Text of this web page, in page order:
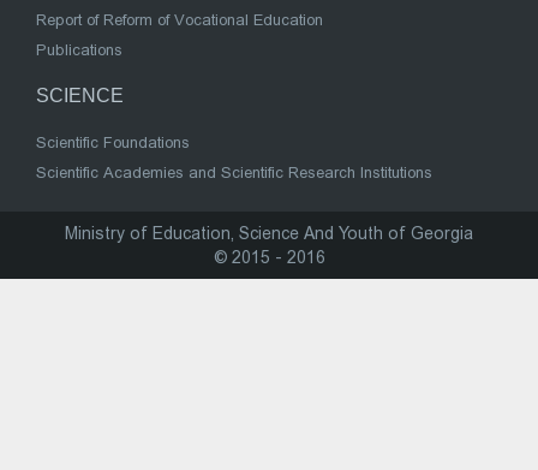
Report of Reform of Vocational Education
Publications
SCIENCE
Scientific Foundations
Scientific Academies and Scientific Research Institutions
Ministry of Education, Science And Youth of Georgia
© 2015 - 2016